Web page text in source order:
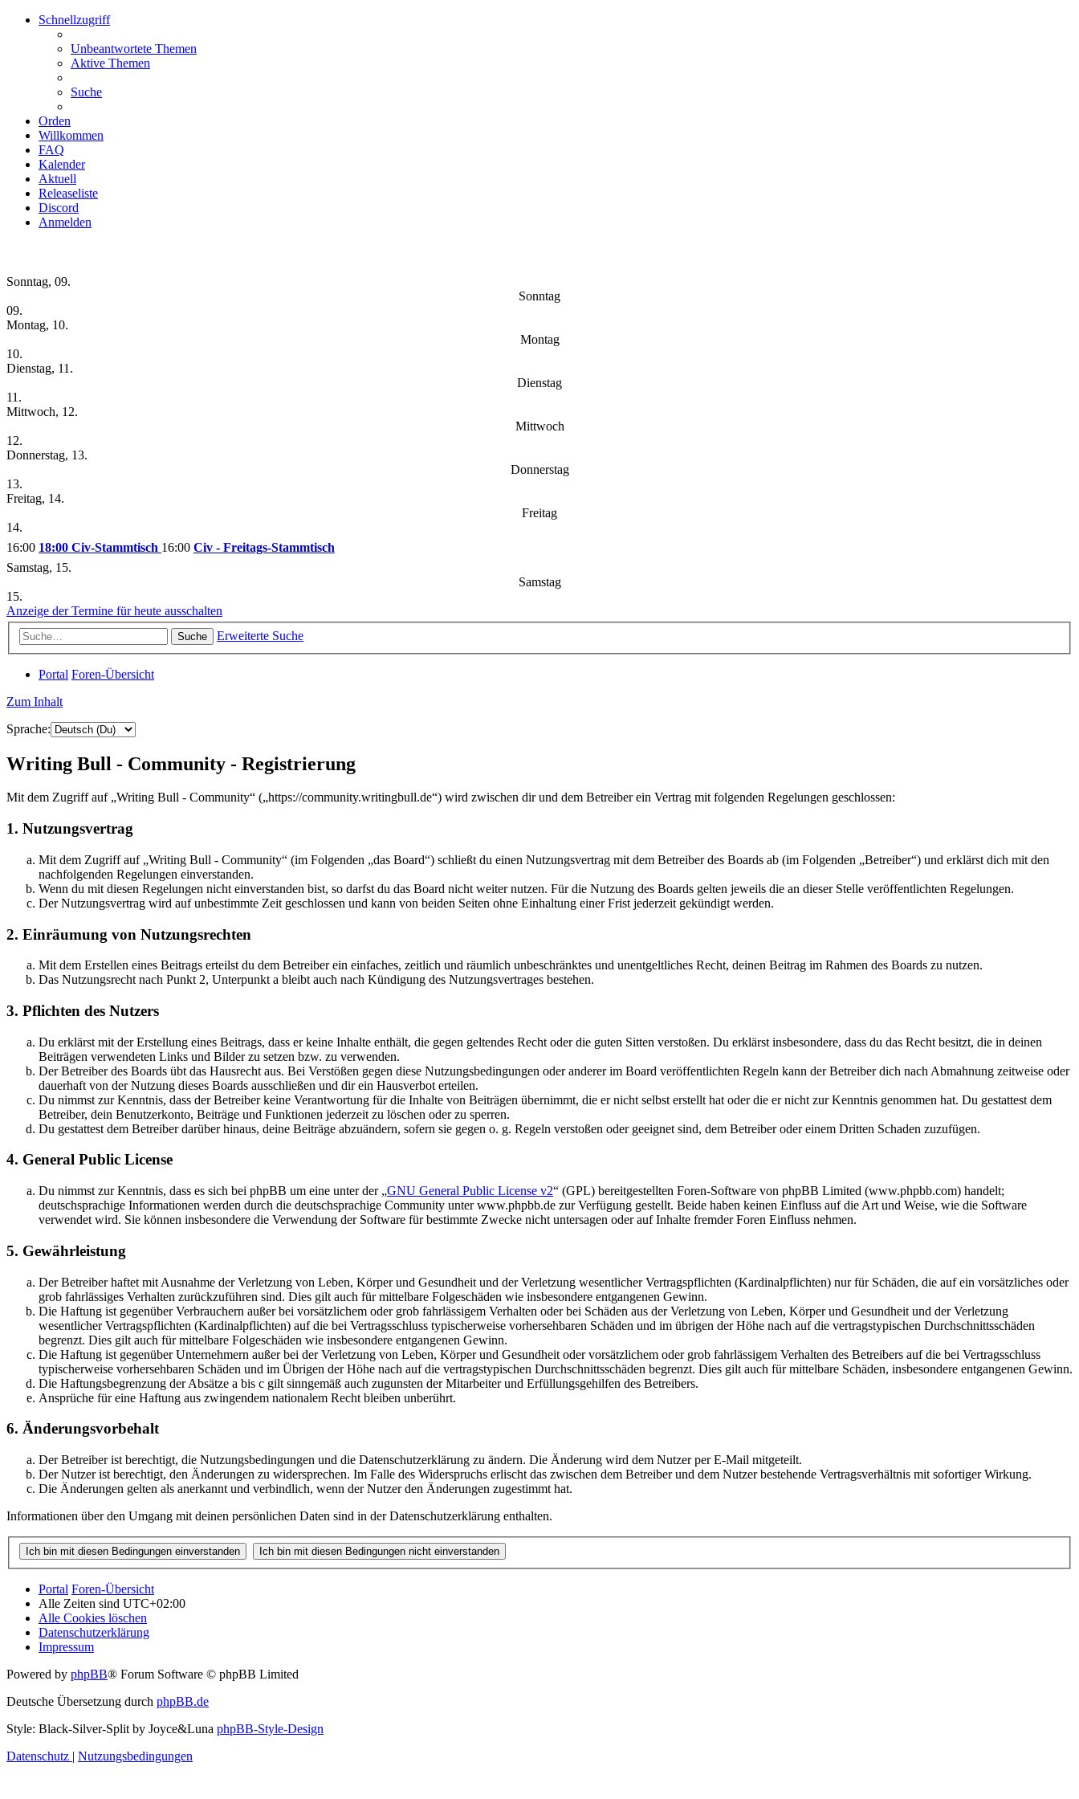
Schnellzugriff
Unbeantwortete Themen
Aktive Themen
Suche
Orden
Willkommen
FAQ
Kalender
Aktuell
Releaseliste
Discord
Anmelden
Sonntag, 09.
Sonntag
09.
Montag, 10.
Montag
10.
Dienstag, 11.
Dienstag
11.
Mittwoch, 12.
Mittwoch
12.
Donnerstag, 13.
Donnerstag
13.
Freitag, 14.
Freitag
14.
16:00 18:00 Civ-Stammtisch 16:00 Civ - Freitags-Stammtisch
Samstag, 15.
Samstag
15.
Anzeige der Termine für heute ausschalten
Suche Erweiterte Suche
Portal Foren-Übersicht
Zum Inhalt
Sprache:
Writing Bull - Community - Registrierung
Mit dem Zugriff auf „Writing Bull - Community“ („https://community.writingbull.de“) wird zwischen dir und dem Betreiber ein Vertrag mit folgenden Regelungen geschlossen:
1. Nutzungsvertrag
Mit dem Zugriff auf „Writing Bull - Community“ (im Folgenden „das Board“) schließt du einen Nutzungsvertrag mit dem Betreiber des Boards ab (im Folgenden „Betreiber“) und erklärst dich mit den
nachfolgenden Regelungen einverstanden.
Wenn du mit diesen Regelungen nicht einverstanden bist, so darfst du das Board nicht weiter nutzen. Für die Nutzung des Boards gelten jeweils die an dieser Stelle veröffentlichten Regelungen.
Der Nutzungsvertrag wird auf unbestimmte Zeit geschlossen und kann von beiden Seiten ohne Einhaltung einer Frist jederzeit gekündigt werden.
2. Einräumung von Nutzungsrechten
Mit dem Erstellen eines Beitrags erteilst du dem Betreiber ein einfaches, zeitlich und räumlich unbeschränktes und unentgeltliches Recht, deinen Beitrag im Rahmen des Boards zu nutzen.
Das Nutzungsrecht nach Punkt 2, Unterpunkt a bleibt auch nach Kündigung des Nutzungsvertrages bestehen.
3. Pflichten des Nutzers
Du erklärst mit der Erstellung eines Beitrags, dass er keine Inhalte enthält, die gegen geltendes Recht oder die guten Sitten verstoßen. Du erklärst insbesondere, dass du das Recht besitzt, die in deinen
Beiträgen verwendeten Links und Bilder zu setzen bzw. zu verwenden.
Der Betreiber des Boards übt das Hausrecht aus. Bei Verstößen gegen diese Nutzungsbedingungen oder anderer im Board veröffentlichten Regeln kann der Betreiber dich nach Abmahnung zeitweise oder
dauerhaft von der Nutzung dieses Boards ausschließen und dir ein Hausverbot erteilen.
Du nimmst zur Kenntnis, dass der Betreiber keine Verantwortung für die Inhalte von Beiträgen übernimmt, die er nicht selbst erstellt hat oder die er nicht zur Kenntnis genommen hat. Du gestattest dem
Betreiber, dein Benutzerkonto, Beiträge und Funktionen jederzeit zu löschen oder zu sperren.
Du gestattest dem Betreiber darüber hinaus, deine Beiträge abzuändern, sofern sie gegen o. g. Regeln verstoßen oder geeignet sind, dem Betreiber oder einem Dritten Schaden zuzufügen.
4. General Public License
Du nimmst zur Kenntnis, dass es sich bei phpBB um eine unter der „GNU General Public License v2“ (GPL) bereitgestellten Foren-Software von phpBB Limited (www.phpbb.com) handelt;
deutschsprachige Informationen werden durch die deutschsprachige Community unter www.phpbb.de zur Verfügung gestellt. Beide haben keinen Einfluss auf die Art und Weise, wie die Software
verwendet wird. Sie können insbesondere die Verwendung der Software für bestimmte Zwecke nicht untersagen oder auf Inhalte fremder Foren Einfluss nehmen.
5. Gewährleistung
Der Betreiber haftet mit Ausnahme der Verletzung von Leben, Körper und Gesundheit und der Verletzung wesentlicher Vertragspflichten (Kardinalpflichten) nur für Schäden, die auf ein vorsätzliches oder
grob fahrlässiges Verhalten zurückzuführen sind. Dies gilt auch für mittelbare Folgeschäden wie insbesondere entgangenen Gewinn.
Die Haftung ist gegenüber Verbrauchern außer bei vorsätzlichem oder grob fahrlässigem Verhalten oder bei Schäden aus der Verletzung von Leben, Körper und Gesundheit und der Verletzung
wesentlicher Vertragspflichten (Kardinalpflichten) auf die bei Vertragsschluss typischerweise vorhersehbaren Schäden und im übrigen der Höhe nach auf die vertragstypischen Durchschnittsschäden
begrenzt. Dies gilt auch für mittelbare Folgeschäden wie insbesondere entgangenen Gewinn.
Die Haftung ist gegenüber Unternehmern außer bei der Verletzung von Leben, Körper und Gesundheit oder vorsätzlichem oder grob fahrlässigem Verhalten des Betreibers auf die bei Vertragsschluss
typischerweise vorhersehbaren Schäden und im Übrigen der Höhe nach auf die vertragstypischen Durchschnittsschäden begrenzt. Dies gilt auch für mittelbare Schäden, insbesondere entgangenen Gewinn.
Die Haftungsbegrenzung der Absätze a bis c gilt sinngemäß auch zugunsten der Mitarbeiter und Erfüllungsgehilfen des Betreibers.
Ansprüche für eine Haftung aus zwingendem nationalem Recht bleiben unberührt.
6. Änderungsvorbehalt
Der Betreiber ist berechtigt, die Nutzungsbedingungen und die Datenschutzerklärung zu ändern. Die Änderung wird dem Nutzer per E-Mail mitgeteilt.
Der Nutzer ist berechtigt, den Änderungen zu widersprechen. Im Falle des Widerspruchs erlischt das zwischen dem Betreiber und dem Nutzer bestehende Vertragsverhältnis mit sofortiger Wirkung.
Die Änderungen gelten als anerkannt und verbindlich, wenn der Nutzer den Änderungen zugestimmt hat.
Informationen über den Umgang mit deinen persönlichen Daten sind in der Datenschutzerklärung enthalten.
Portal Foren-Übersicht
Alle Zeiten sind UTC+02:00
Alle Cookies löschen
Datenschutzerklärung
Impressum
Powered by phpBB® Forum Software © phpBB Limited
Deutsche Übersetzung durch phpBB.de
Style: Black-Silver-Split by Joyce&Luna phpBB-Style-Design
Datenschutz | Nutzungsbedingungen